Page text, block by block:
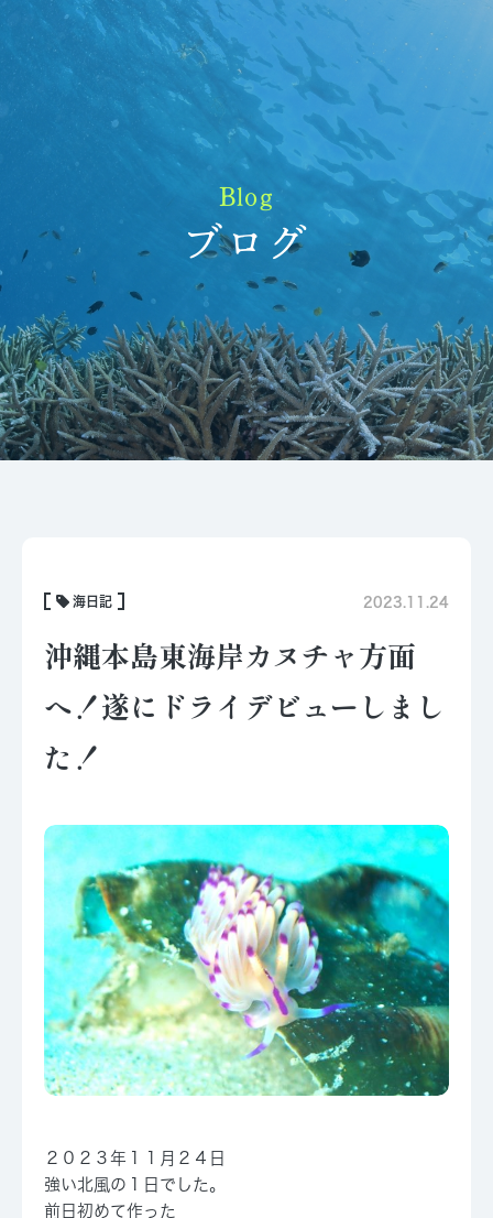
Blog
ブログ
海日記 2023.11.24
沖縄本島東海岸カヌチャ方面
へ！遂にドライデビューしまし
た！
２０２３年１１月２４日
強い北風の１日でした。
前日初めて作った